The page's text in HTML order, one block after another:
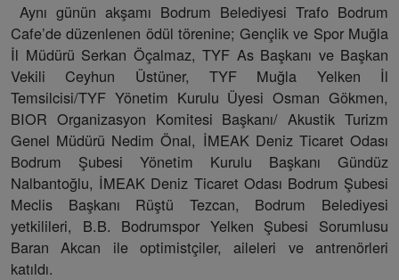
Aynı günün akşamı Bodrum Belediyesi Trafo Bodrum
Cafe’de düzenlenen ödül törenine; Gençlik ve Spor Muğla
İl Müdürü Serkan Öçalmaz, TYF As Başkanı ve Başkan
Vekili Ceyhun Üstüner, TYF Muğla Yelken İl
Temsilcisi/TYF Yönetim Kurulu Üyesi Osman Gökmen,
BIOR Organizasyon Komitesi Başkanı/ Akustik Turizm
Genel Müdürü Nedim Önal, İMEAK Deniz Ticaret Odası
Bodrum Şubesi Yönetim Kurulu Başkanı Gündüz
Nalbantoğlu, İMEAK Deniz Ticaret Odası Bodrum Şubesi
Meclis Başkanı Rüştü Tezcan, Bodrum Belediyesi
yetkilileri, B.B. Bodrumspor Yelken Şubesi Sorumlusu
Baran Akcan ile optimistçiler, aileleri ve antrenörleri
katıldı.